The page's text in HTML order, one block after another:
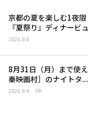
京都の夏を楽しむ1夜
『夏祭り』ディナービ
2026.8.6
8月31日（月）まで使
秦映画村］のナイトタ...
2026.8.4 PR